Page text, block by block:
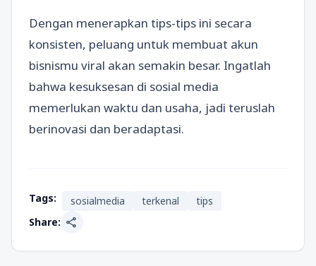
Dengan menerapkan tips-tips ini secara
konsisten, peluang untuk membuat akun
bisnismu viral akan semakin besar. Ingatlah
bahwa kesuksesan di sosial media
memerlukan waktu dan usaha, jadi teruslah
berinovasi dan beradaptasi.
Tags: sosialmedia terkenal
tips
Share: share